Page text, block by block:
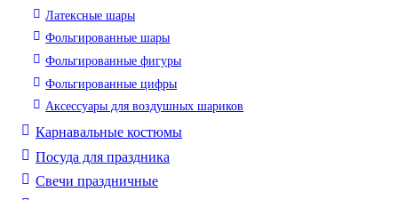
Латексные шары
Фольгированные шары
Фольгированные фигуры
Фольгированные цифры
Аксессуары для воздушных шариков
Карнавальные костюмы
Посуда для праздника
Свечи праздничные